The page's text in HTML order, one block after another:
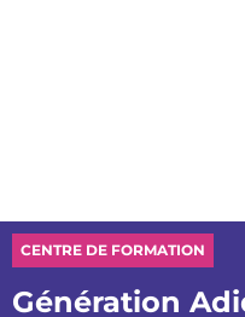
CENTRE DE FORMATION
Génération